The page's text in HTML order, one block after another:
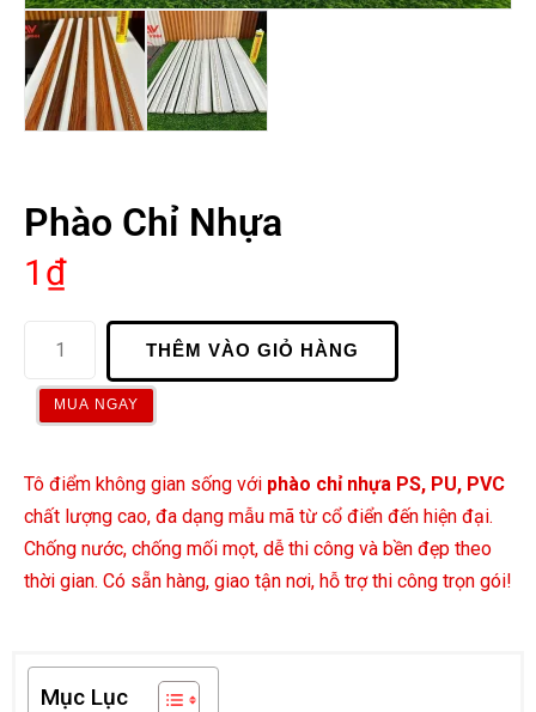
Phào Chỉ Nhựa
1 ₫
THÊM VÀO GIỎ HÀNG
MUA NGAY
Tô điểm không gian sống với phào chỉ nhựa PS, PU, PVC
chất lượng cao, đa dạng mẫu mã từ cổ điển đến hiện đại.
Chống nước, chống mối mọt, dễ thi công và bền đẹp theo
thời gian. Có sẵn hàng, giao tận nơi, hỗ trợ thi công trọn gói!
Mục Lục